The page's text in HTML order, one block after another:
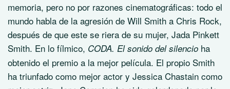
memoria, pero no por razones cinematográficas: todo el
mundo habla de la agresión de Will Smith a Chris Rock,
después de que este se riera de su mujer, Jada Pinkett
Smith. En lo fílmico, CODA. El sonido del silencio ha
obtenido el premio a la mejor película. El propio Smith
ha triunfado como mejor actor y Jessica Chastain como